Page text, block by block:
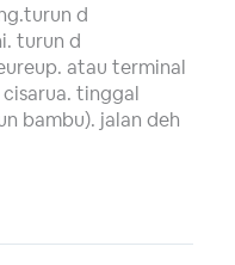
d
turun d
atau terminal
tinggal
bambu). jalan deh